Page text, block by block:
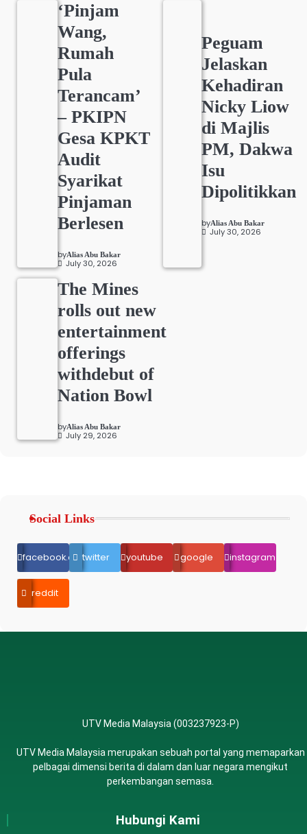
‘Pinjam
Wang,
Rumah
Pula
Terancam’
– PKIPN
Gesa KPKT
Audit
Syarikat
Pinjaman
Berlesen
byAlias Abu Bakar
July 30, 2026
Peguam
Jelaskan
Kehadiran
Nicky Liow
di Majlis
PM, Dakwa
Isu
Dipolitikkan
byAlias Abu Bakar
July 30, 2026
The Mines
rolls out new
entertainment
offerings
withdebut of
Nation Bowl
byAlias Abu Bakar
July 29, 2026
Social Links
facebook.comtwitter youtube google instagram
reddit
UTV Media Malaysia (003237923-P)
UTV Media Malaysia merupakan sebuah portal yang memaparkan
pelbagai dimensi berita di dalam dan luar negara mengikut
perkembangan semasa.
Hubungi Kami